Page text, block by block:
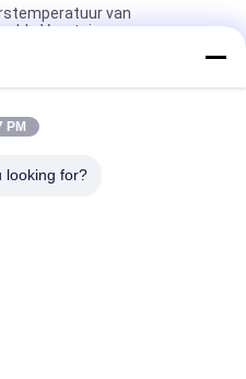
van
Voertuigen
Container binnen
de Anti-
PM
looking for?